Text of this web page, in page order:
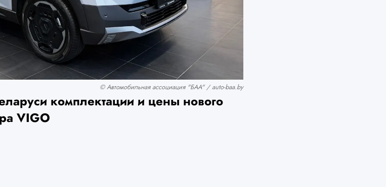
© Автомобильная ассоциация "БАА" / auto-baa.by
комплектации и цены нового
VIGO